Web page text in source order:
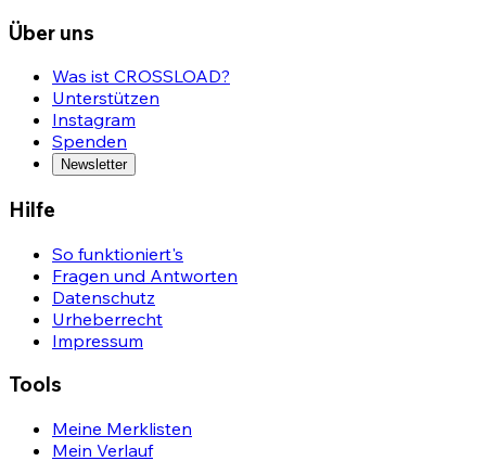
Über uns
Was ist CROSSLOAD?
Unterstützen
Instagram
Spenden
Newsletter
Hilfe
So funktioniert's
Fragen und Antworten
Datenschutz
Urheberrecht
Impressum
Tools
Meine Merklisten
Mein Verlauf